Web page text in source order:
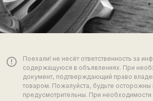
error_outline
Поехали! не несёт ответственность за
содержащуюся в объявлениях. При
документ, подтверждающий право
товаром. Пожалуйста, будьте осторожны
предусмотрительны. При